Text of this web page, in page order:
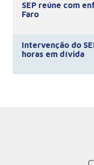
SEP reúne com
Faro
Intervenção do
horas em dívida